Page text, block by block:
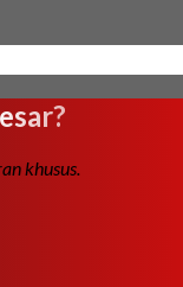
khusus.